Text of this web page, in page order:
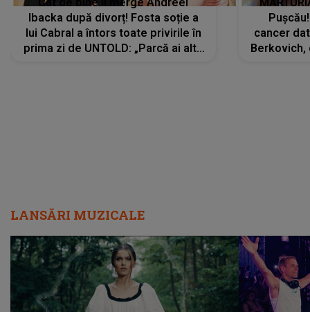
Ibacka după divorț! Fosta soție a
lui Cabral a întors toate privirile în
prima zi de UNTOLD: „Parcă ai altă
cancer
Berkovich,
LANSĂRI MUZICALE